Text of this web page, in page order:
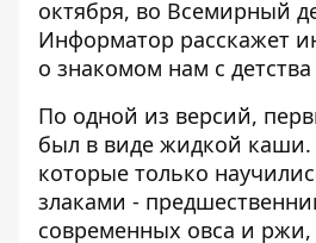
октября, во Всемирный
Информатор расскажет
о знакомом нам с
По одной из версий,
был в виде жидкой
которые только
злаками -
современных овса и ржи,